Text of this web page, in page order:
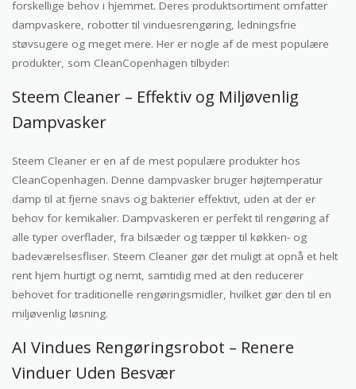
forskellige behov i hjemmet. Deres produktsortiment omfatter
dampvaskere, robotter til vinduesrengøring, ledningsfrie
støvsugere og meget mere. Her er nogle af de mest populære
produkter, som CleanCopenhagen tilbyder:
Steem Cleaner – Effektiv og Miljøvenlig
Dampvasker
Steem Cleaner er en af de mest populære produkter hos
CleanCopenhagen. Denne dampvasker bruger højtemperatur
damp til at fjerne snavs og bakterier effektivt, uden at der er
behov for kemikalier. Dampvaskeren er perfekt til rengøring af
alle typer overflader, fra bilsæder og tæpper til køkken- og
badeværelsesfliser. Steem Cleaner gør det muligt at opnå et helt
rent hjem hurtigt og nemt, samtidig med at den reducerer
behovet for traditionelle rengøringsmidler, hvilket gør den til en
miljøvenlig løsning.
AI Vindues Rengøringsrobot – Renere
Vinduer Uden Besvær